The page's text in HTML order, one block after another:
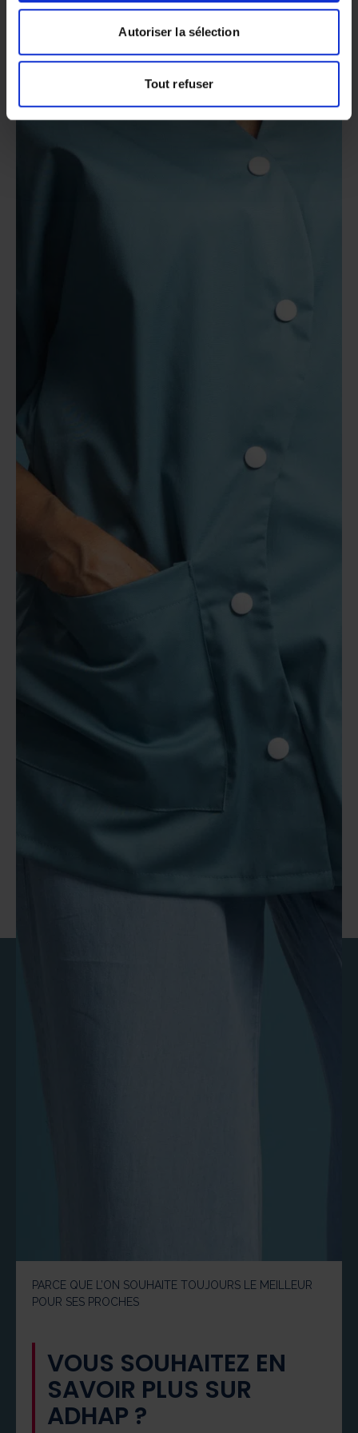
Autoriser la sélection
Tout refuser
PARCE QUE L’ON SOUHAITE TOUJOURS LE MEILLEUR
POUR SES PROCHES
VOUS SOUHAITEZ EN
SAVOIR PLUS SUR
ADHAP ?